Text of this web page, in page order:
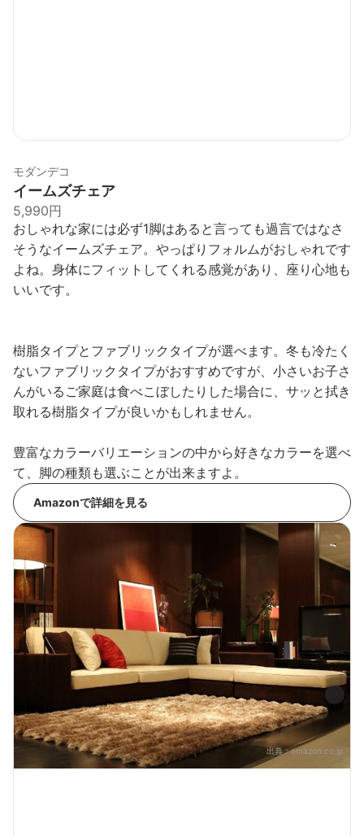
モダンデコ
イームズチェア
5,990円
おしゃれな家には必ず1脚はあると言っても過言ではなさ
そうなイームズチェア。やっぱりフォルムがおしゃれです
よね。身体にフィットしてくれる感覚があり、座り心地も
いいです。
樹脂タイプとファブリックタイプが選べます。冬も冷たく
ないファブリックタイプがおすすめですが、小さいお子さ
んがいるご家庭は食べこぼしたりした場合に、サッと拭き
取れる樹脂タイプが良いかもしれません。
豊富なカラーバリエーションの中から好きなカラーを選べ
て、脚の種類も選ぶことが出来ますよ。
Amazonで詳細を見る
出典：amazon.co.jp